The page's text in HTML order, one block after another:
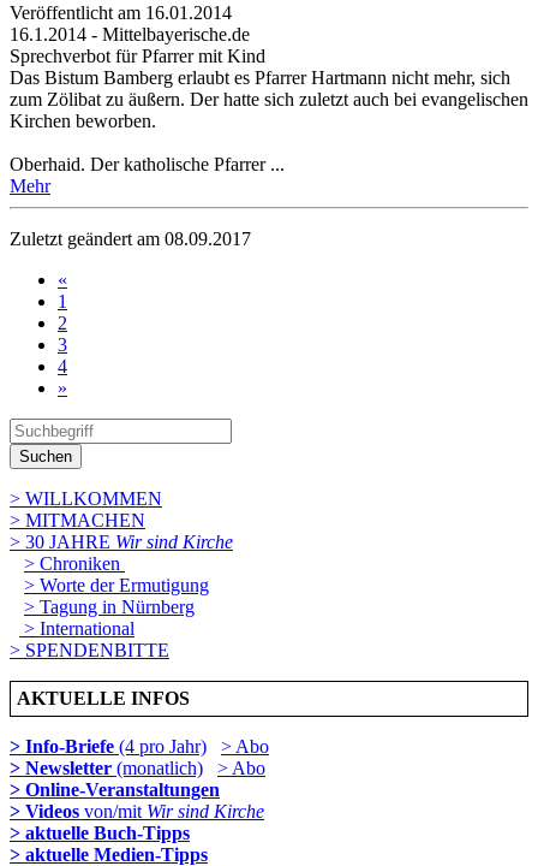
Veröffentlicht am 16­.01.2014
16.1.2014 - Mittelbayerische.de
Sprechverbot für Pfarrer mit Kind
Das Bistum Bamberg erlaubt es Pfarrer Hartmann nicht mehr, sich
zum Zölibat zu äußern. Der hatte sich zuletzt auch bei evangelischen
Kirchen beworben.
Oberhaid. Der katholische Pfarrer ...
Mehr
Zuletzt geändert am 08­.09.2017
«
1
2
3
4
»
Suchen
> WILLKOMMEN
> MITMACHEN
> 30 JAHRE Wir sind Kirche
> Chroniken
> Worte der Ermutigung
> Tagung in Nürnberg
> International
> SPENDENBITTE
AKTUELLE INFOS
> Info-Briefe (4 pro Jahr)
> Abo
> Newsletter (monatlich)
> Abo
> Online-Veranstaltungen
> Videos von/mit Wir sind Kirche
> aktuelle Buch-Tipps
> aktuelle Medien-Tipps